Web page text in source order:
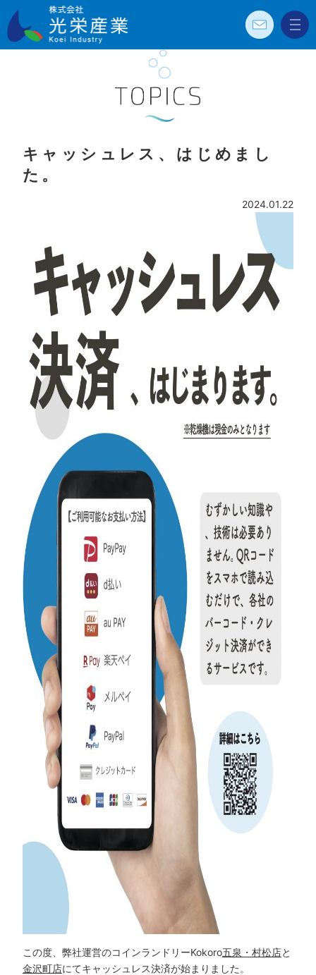
お問
メニ
キャッシュレス、はじめまし
た。
2024.01.22
この度、弊社運営のコインランドリーKokoro五泉・村松店と
金沢町店にてキャッシュレス決済が始まりました。